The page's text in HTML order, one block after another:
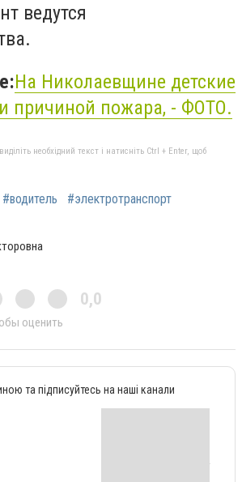
ведутся
На Николаевщине детские
причиной пожара, - ФОТО.
необхідний текст і натисніть Ctrl + Enter, щоб
#водитель #электротранспорт
0,0
оценить
та підписуйтесь на наші канали